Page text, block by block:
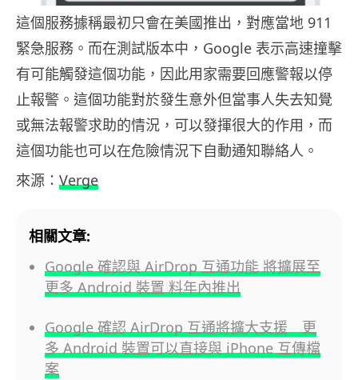
這個服務據稱最初只會在美國推出，對應當地 911
緊急服務。而在測試版本中，Google 表示高速撞擊
有可能觸發這個功能，因此用家需要回應警報以停
止報警。這個功能對於發生意外但當事人失去知覺
或無法報警求助的情況，可以發揮很大的作用，而
這個功能也可以在危險情況下自動通知聯絡人。
來源： Verge
相關文章:
Google 確認與 AirDrop 互通功能 將擴展至
更多 Android 裝置 料年內推出
Google 確認 AirDrop 互通將擴大支援 更
多 Android 裝置可以直接與 iPhone 互傳檔
案